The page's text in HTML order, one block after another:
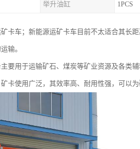
举升油缸 1PCS
卡车；新能源运矿卡车目前不太适合其长
输。
要用于运输矿石、煤炭等矿业资源及各类
卡使用广泛，其效率高、耐用性强，可以为